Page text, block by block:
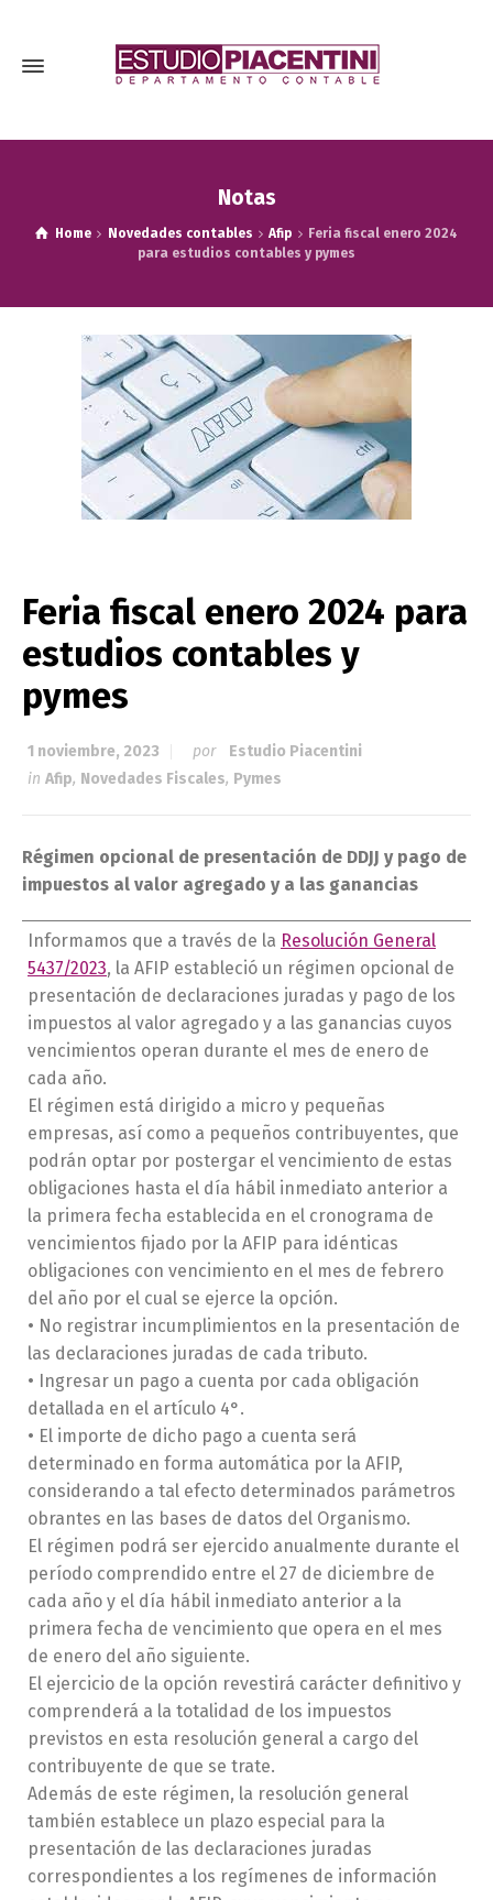
Notas
Home Novedades contables Afip
Feria fiscal enero 2024
para estudios contables y pymes
Feria fiscal enero 2024 para
estudios contables y
pymes
1 noviembre, 2023 por
Estudio Piacentini
in Afip, Novedades Fiscales, Pymes
Régimen opcional de presentación de DDJJ y pago de
impuestos al valor agregado y a las ganancias
Informamos que a través de la Resolución General
5437/2023, la AFIP estableció un régimen opcional de
presentación de declaraciones juradas y pago de los
impuestos al valor agregado y a las ganancias cuyos
vencimientos operan durante el mes de enero de
cada año.
El régimen está dirigido a micro y pequeñas
empresas, así como a pequeños contribuyentes, que
podrán optar por postergar el vencimiento de estas
obligaciones hasta el día hábil inmediato anterior a
la primera fecha establecida en el cronograma de
vencimientos fijado por la AFIP para idénticas
obligaciones con vencimiento en el mes de febrero
del año por el cual se ejerce la opción.
• No registrar incumplimientos en la presentación de
las declaraciones juradas de cada tributo.
• Ingresar un pago a cuenta por cada obligación
detallada en el artículo 4°.
• El importe de dicho pago a cuenta será
determinado en forma automática por la AFIP,
considerando a tal efecto determinados parámetros
obrantes en las bases de datos del Organismo.
El régimen podrá ser ejercido anualmente durante el
período comprendido entre el 27 de diciembre de
cada año y el día hábil inmediato anterior a la
primera fecha de vencimiento que opera en el mes
de enero del año siguiente.
El ejercicio de la opción revestirá carácter definitivo y
comprenderá a la totalidad de los impuestos
previstos en esta resolución general a cargo del
contribuyente de que se trate.
Además de este régimen, la resolución general
también establece un plazo especial para la
presentación de las declaraciones juradas
correspondientes a los regímenes de información